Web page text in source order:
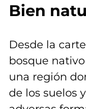
Bien
Desde la
bosque nativo
una región
de los suelos